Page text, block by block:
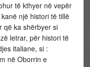
të kthyer në vepër
një histori të tillë
që ka shërbyer si
letrar, për histori të
italiane, si :
në Oborrin e